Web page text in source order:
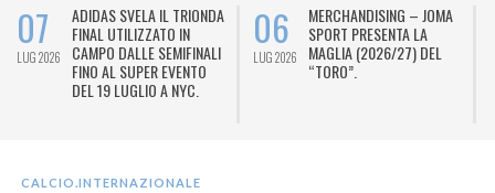
07
LUG 2026
ADIDAS SVELA IL TRIONDA
FINAL UTILIZZATO IN
CAMPO DALLE SEMIFINALI
FINO AL SUPER EVENTO
DEL 19 LUGLIO A NYC.
06
LUG 2026
MERCHANDISING – JOMA
SPORT PRESENTA LA
MAGLIA (2026/27) DEL
“TORO”.
CALCIO.INTERNAZIONALE